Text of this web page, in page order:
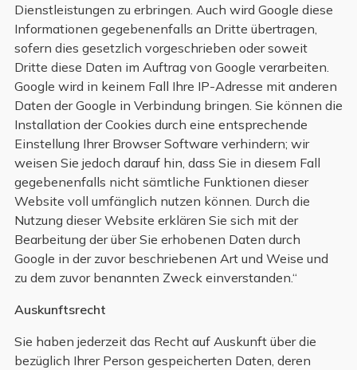
Dienstleistungen zu erbringen. Auch wird Google diese
Informationen gegebenenfalls an Dritte übertragen,
sofern dies gesetzlich vorgeschrieben oder soweit
Dritte diese Daten im Auftrag von Google verarbeiten.
Google wird in keinem Fall Ihre IP-Adresse mit anderen
Daten der Google in Verbindung bringen. Sie können die
Installation der Cookies durch eine entsprechende
Einstellung Ihrer Browser Software verhindern; wir
weisen Sie jedoch darauf hin, dass Sie in diesem Fall
gegebenenfalls nicht sämtliche Funktionen dieser
Website voll umfänglich nutzen können. Durch die
Nutzung dieser Website erklären Sie sich mit der
Bearbeitung der über Sie erhobenen Daten durch
Google in der zuvor beschriebenen Art und Weise und
zu dem zuvor benannten Zweck einverstanden.“
Auskunftsrecht
Sie haben jederzeit das Recht auf Auskunft über die
bezüglich Ihrer Person gespeicherten Daten, deren